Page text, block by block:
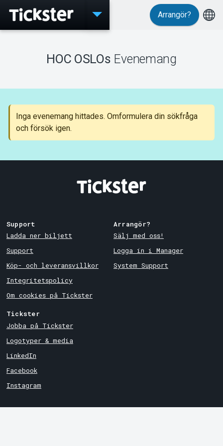
Evenemang
Support
Om Tickster
Arrangör?
HOC OSLOs Evenemang
Inga evenemang hittades. Omformulera din sökfråga
och försök igen.
Support
Ladda ner biljett
Support
Köp- och leveransvillkor
Integritetspolicy
Om cookies på Tickster
Arrangör?
Sälj med oss!
Logga in i Manager
System Support
Tickster
Jobba på Tickster
Logotyper & media
LinkedIn
Facebook
Instagram